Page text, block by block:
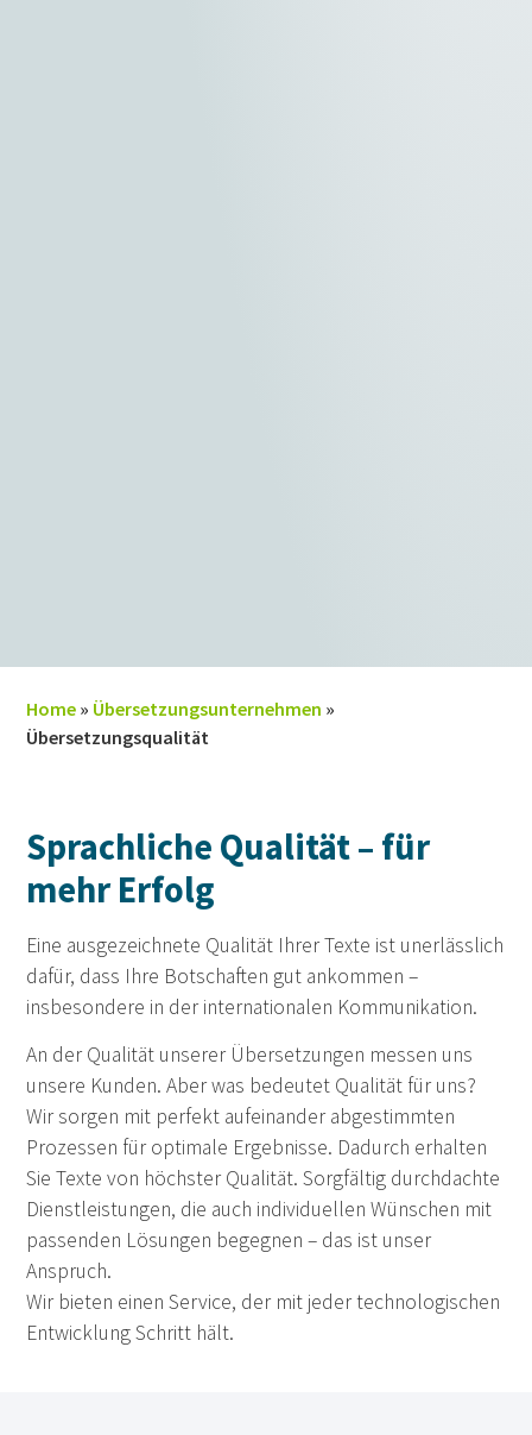
Home » Übersetzungsunternehmen »
Übersetzungsqualität
Sprachliche Qualität – für
mehr Erfolg
Eine ausgezeichnete Qualität Ihrer Texte ist unerlässlich
dafür, dass Ihre Botschaften gut ankommen –
insbesondere in der internationalen Kommunikation.
An der Qualität unserer Übersetzungen messen uns
unsere Kunden. Aber was bedeutet Qualität für uns?
Wir sorgen mit perfekt aufeinander abgestimmten
Prozessen für optimale Ergebnisse. Dadurch erhalten
Sie Texte von höchster Qualität. Sorgfältig durchdachte
Dienstleistungen, die auch individuellen Wünschen mit
passenden Lösungen begegnen – das ist unser
Anspruch.
Wir bieten einen Service, der mit jeder technologischen
Entwicklung Schritt hält.